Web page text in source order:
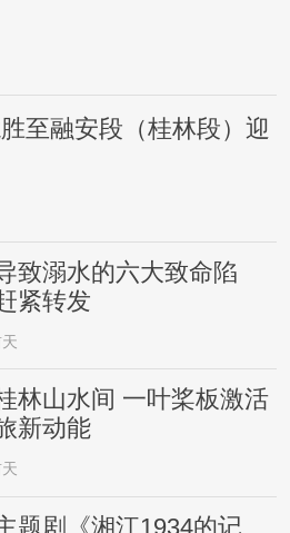
至融安段（桂林段）迎
致溺水的六大致命陷
紧转发
林山水间 一叶桨板激活
新动能
题剧《湘江1934的记